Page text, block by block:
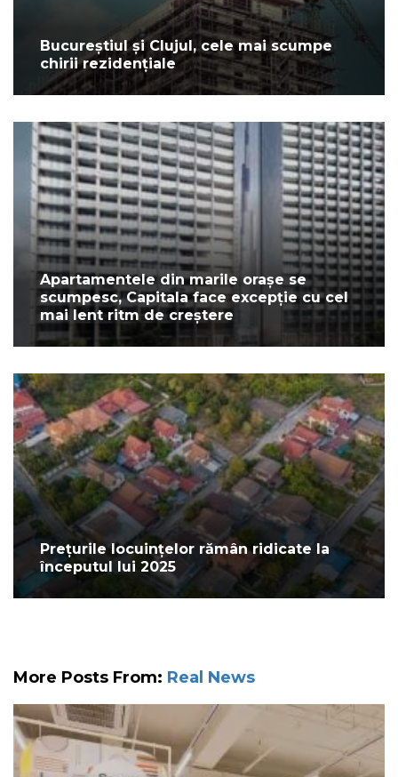
Bucureștiul și Clujul, cele mai scumpe
chirii rezidențiale
Apartamentele din marile orașe se
scumpesc, Capitala face excepție cu cel
mai lent ritm de creștere
Prețurile locuințelor rămân ridicate la
începutul lui 2025
More Posts From: Real News